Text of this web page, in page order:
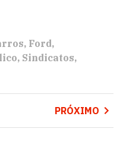
Ford
Sindicatos
PRÓXIMO